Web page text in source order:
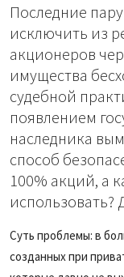
Подписка
Последние
исключить из
акционеров
имущества
судебной
появлением
наследника
способ
100% акций, а
использовать?
Суть проблемы: в
созданных при